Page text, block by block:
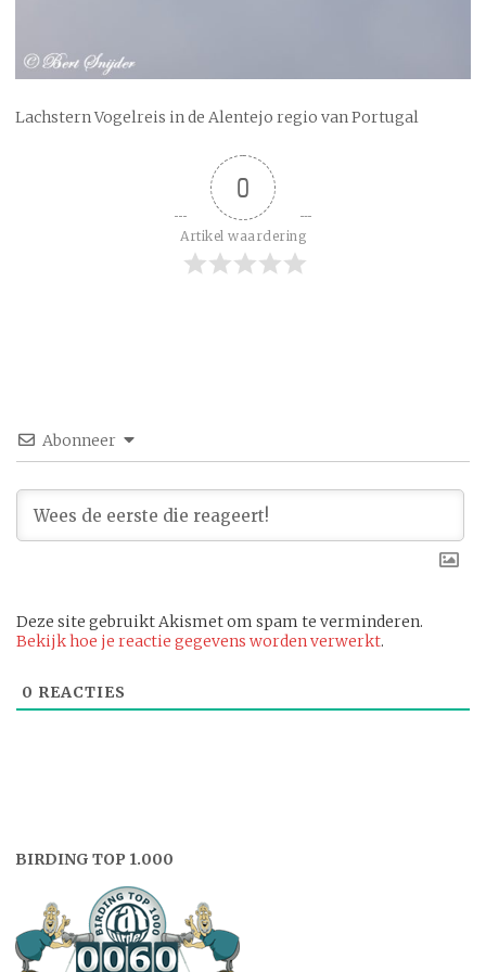
Lachstern Vogelreis in de Alentejo regio van Portugal
0
Artikel waardering
Abonneer
Deze site gebruikt Akismet om spam te verminderen.
Bekijk hoe je reactie gegevens worden verwerkt.
0 REACTIES
BIRDING TOP 1.000